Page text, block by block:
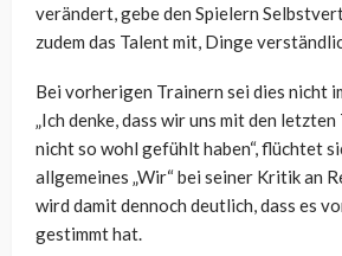
verändert, gebe den Spielern
zudem das Talent mit, Dinge
Bei vorherigen Trainern sei dies nicht
„Ich denke, dass wir uns mit den
nicht so wohl gefühlt haben“, flüchtet
allgemeines „Wir“ bei seiner Kritik an
wird damit dennoch deutlich, dass es
gestimmt hat.